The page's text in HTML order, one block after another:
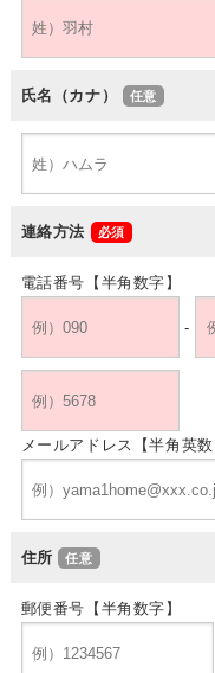
氏名（カナ）
連絡方法
電話番号【半角数字】
-
メールアドレス【半角英数
住所
郵便番号【半角数字】